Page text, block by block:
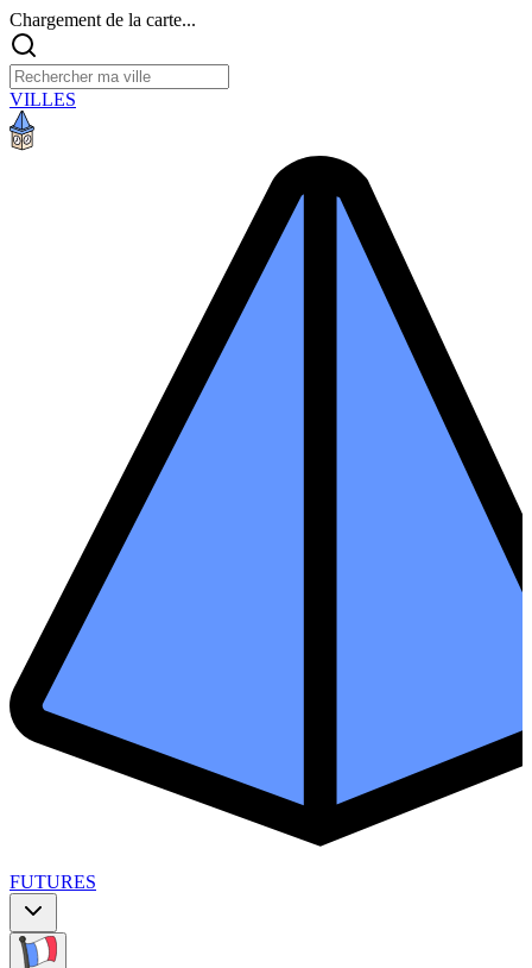
Chargement de la carte...
VILLES
FUTURES